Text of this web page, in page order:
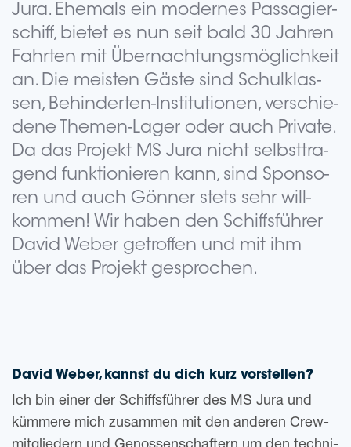
Jura. Ehe­mals ein moder­nes Pas­sa­gier­
schiff, bie­tet es nun seit bald 30 Jah­ren
Fahr­ten mit Über­nach­tungs­mög­lich­keit
an. Die meis­ten Gäste sind Schul­klas­
sen, Behin­der­ten-Insti­tu­tio­nen, ver­schie­
de­ne The­men-Lager oder auch Pri­va­te.
Da das Pro­jekt MS Jura nicht selbst­tra­
gend funk­tio­nie­ren kann, sind Spon­so­
ren und auch Gön­ner stets sehr will­
kom­men! Wir haben den Schiffs­füh­rer
David Weber getrof­fen und mit ihm
über das Pro­jekt gesprochen.
David Weber, kannst du dich kurz vorstellen?
Ich bin einer der Schiffs­füh­rer des MS Jura und
küm­me­re mich zusam­men mit den ande­ren Crew­